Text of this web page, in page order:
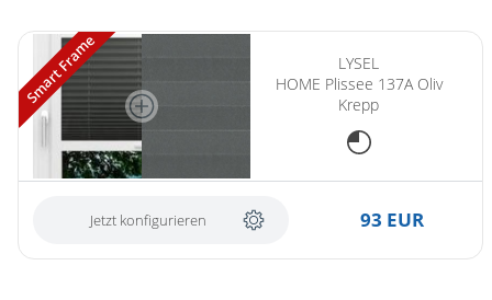
Smart Frame
LYSEL
HOME Plissee 137A Oliv
Krepp
Jetzt konfigurieren 93 EUR